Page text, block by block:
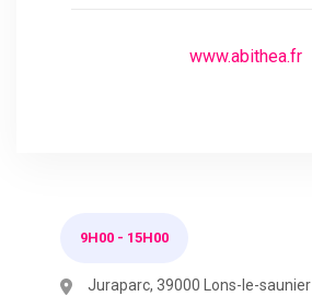
www.abithea.fr
9H00 - 15H00
Juraparc, 39000 Lons-le-saunier